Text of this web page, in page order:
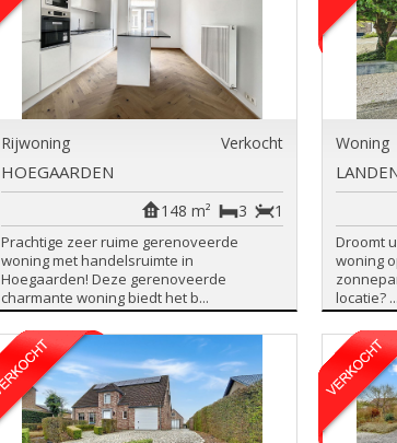
Rijwoning Verkocht
HOEGAARDEN
1
3
148 m²
Prachtige zeer ruime gerenoveerde
woning met handelsruimte in
Hoegaarden! Deze gerenoveerde
charmante woning biedt het b...
Woning
Droomt
woning
locatie? ...